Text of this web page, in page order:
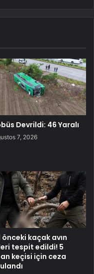
Devrildi: 46 Yaralı
7, 2026
önceki kaçak avın
tespit edildi! 5
keçisi için ceza